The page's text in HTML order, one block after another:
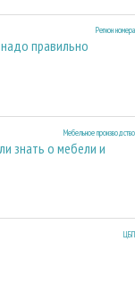
Регион номера
правильно
Мебельное производство
знать о мебели и
ЦБП